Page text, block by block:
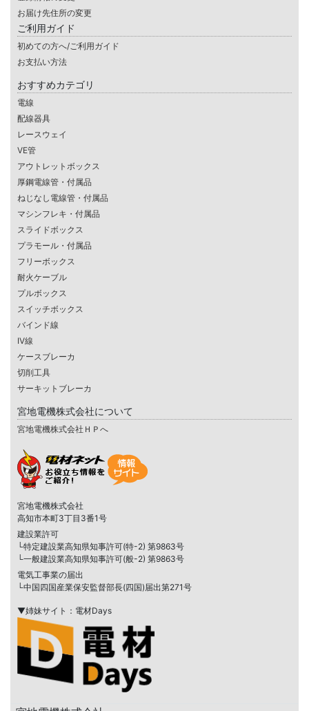
お届け先住所の変更
ご利用ガイド
初めての方へ/ご利用ガイド
お支払い方法
おすすめカテゴリ
電線
配線器具
レースウェイ
VE管
アウトレットボックス
厚鋼電線管・付属品
ねじなし電線管・付属品
マシンフレキ・付属品
スライドボックス
プラモール・付属品
フリーボックス
耐火ケーブル
プルボックス
スイッチボックス
バインド線
IV線
ケースブレーカ
切削工具
サーキットブレーカ
宮地電機株式会社について
宮地電機株式会社ＨＰへ
宮地電機株式会社
高知市本町3丁目3番1号
建設業許可
└特定建設業高知県知事許可(特-2) 第9863号
└一般建設業高知県知事許可(般-2) 第9863号
電気工事業の届出
└中国四国産業保安監督部長(四国)届出第271号
▼姉妹サイト：電材Days